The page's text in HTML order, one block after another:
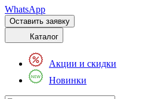
WhatsApp
Оставить заявку
Каталог
Акции и скидки
Новинки